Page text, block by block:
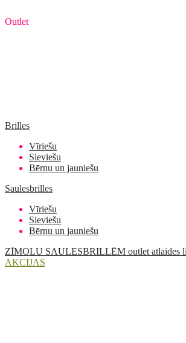
Outlet
Brilles
Vīriešu
Sieviešu
Bērnu un jauniešu
Saulesbrilles
Vīriešu
Sieviešu
Bērnu un jauniešu
ZĪMOLU SAULESBRILLĒM outlet atlaides
AKCIJAS